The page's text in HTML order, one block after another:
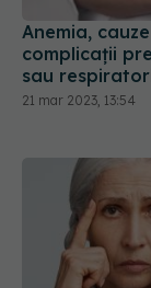
Anemia,
complicații
sau
21 mar 2023, 13:54